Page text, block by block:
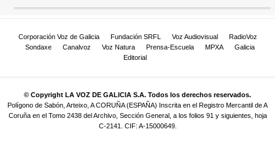
Corporación Voz de Galicia Fundación SRFL Voz Audiovisual
RadioVoz
Sondaxe
Canalvoz Voz Natura Prensa-Escuela MPXA
Galicia
Editorial
© Copyright LA VOZ DE GALICIA S.A. Todos los derechos reservados.
Polígono de Sabón, Arteixo, A CORUÑA (ESPAÑA) Inscrita en el Registro Mercantil de A
Coruña en el Tomo 2438 del Archivo, Sección General, a los folios 91 y siguientes, hoja
C-2141. CIF: A-15000649.